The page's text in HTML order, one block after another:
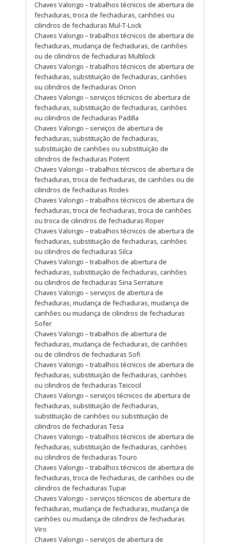
Chaves Valongo – trabalhos técnicos de abertura de
fechaduras, troca de fechaduras, canhões ou
cilindros de fechaduras Mul-T-Lock
Chaves Valongo – trabalhos técnicos de abertura de
fechaduras, mudança de fechaduras, de canhões
ou de cilindros de fechaduras Multilock
Chaves Valongo – trabalhos técnicos de abertura de
fechaduras, substituição de fechaduras, canhões
ou cilindros de fechaduras Orion
Chaves Valongo – serviços técnicos de abertura de
fechaduras, substituição de fechaduras, canhões
ou cilindros de fechaduras Padilla
Chaves Valongo – serviços de abertura de
fechaduras, substituição de fechaduras,
substituição de canhões ou substituição de
cilindros de fechaduras Potent
Chaves Valongo – trabalhos técnicos de abertura de
fechaduras, troca de fechaduras, de canhões ou de
cilindros de fechaduras Rodes
Chaves Valongo – trabalhos técnicos de abertura de
fechaduras, troca de fechaduras, troca de canhões
ou troca de cilindros de fechaduras Roper
Chaves Valongo – trabalhos técnicos de abertura de
fechaduras, substituição de fechaduras, canhões
ou cilindros de fechaduras Silca
Chaves Valongo – trabalhos de abertura de
fechaduras, substituição de fechaduras, canhões
ou cilindros de fechaduras Sina Serrature
Chaves Valongo – serviços de abertura de
fechaduras, mudança de fechaduras, mudança de
canhões ou mudança de cilindros de fechaduras
Sofer
Chaves Valongo – trabalhos de abertura de
fechaduras, mudança de fechaduras, de canhões
ou de cilindros de fechaduras Sofi
Chaves Valongo – trabalhos técnicos de abertura de
fechaduras, substituição de fechaduras, canhões
ou cilindros de fechaduras Teicocil
Chaves Valongo – serviços técnicos de abertura de
fechaduras, substituição de fechaduras,
substituição de canhões ou substituição de
cilindros de fechaduras Tesa
Chaves Valongo – trabalhos técnicos de abertura de
fechaduras, substituição de fechaduras, canhões
ou cilindros de fechaduras Touro
Chaves Valongo – trabalhos técnicos de abertura de
fechaduras, troca de fechaduras, de canhões ou de
cilindros de fechaduras Tupai
Chaves Valongo – serviços técnicos de abertura de
fechaduras, mudança de fechaduras, mudança de
canhões ou mudança de cilindros de fechaduras
Viro
Chaves Valongo – serviços de abertura de